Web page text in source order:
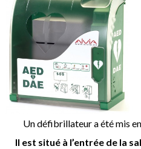
Un défibrillateur a été mis
Il est situé à l’entrée de la